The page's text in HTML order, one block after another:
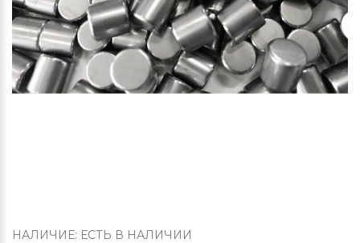
НАЛИЧИЕ: ЕСТЬ В НАЛИЧИИ